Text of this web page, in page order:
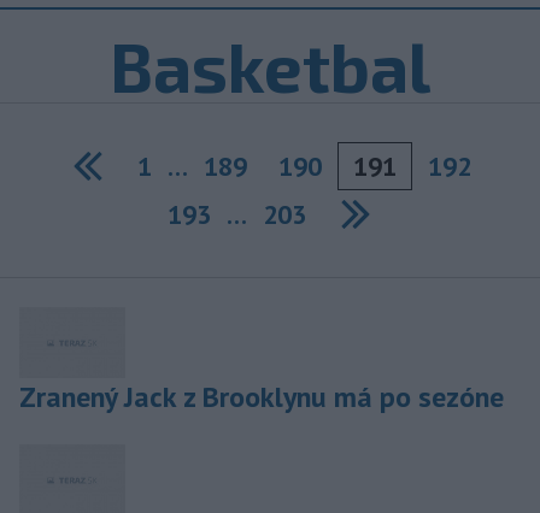
Basketbal
Previous
1 … 189 190 191
192
193 … 203
Zranený Jack z Brooklynu má po sezóne